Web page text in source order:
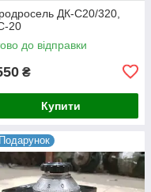
ДК-С20/320,
20
до відправки
₴
Купити
Подарунок